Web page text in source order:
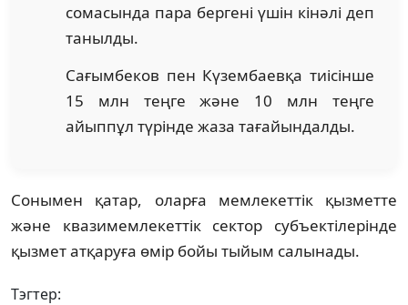
сомасында пара бергені үшін кінәлі деп
танылды.
Сағымбеков пен Күзембаевқа тиісінше
15 млн теңге және 10 млн теңге
айыппұл түрінде жаза тағайындалды.
Сонымен қатар, оларға мемлекеттік қызметте
және квазимемлекеттік сектор субъектілерінде
қызмет атқаруға өмір бойы тыйым салынады.
Тэгтер: